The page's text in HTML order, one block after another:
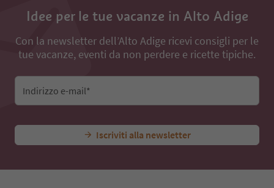
Idee per le tue vacanze in Alto Adige
Con la newsletter dell’Alto Adige ricevi consigli per le
tue vacanze, eventi da non perdere e ricette tipiche.
Indirizzo e-mail*
Iscriviti alla newsletter